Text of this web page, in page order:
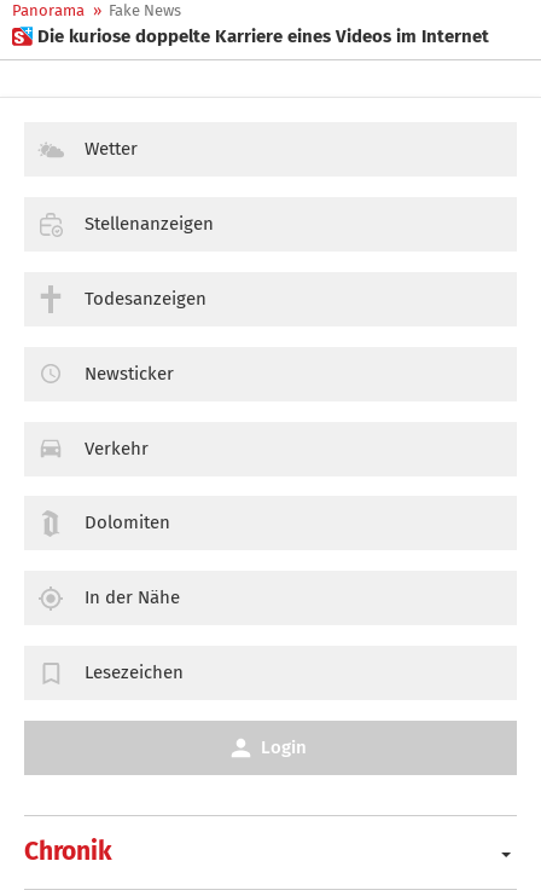
Panorama » Fake News
 Die kuriose doppelte Karriere eines Videos im Internet
Chronik
Wetter
Stellenanzeigen
Todesanzeigen
Newsticker
Verkehr
Dolomiten
In der Nähe
Lesezeichen
Login